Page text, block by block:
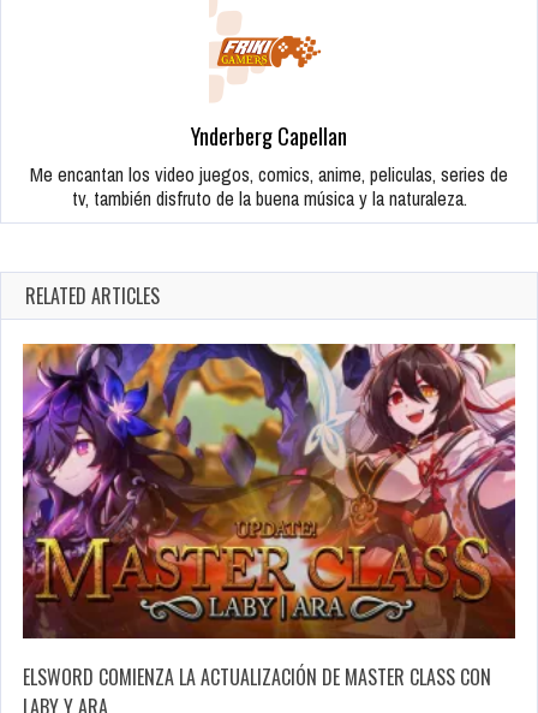
Ynderberg Capellan
Me encantan los video juegos, comics, anime, peliculas, series de
tv, también disfruto de la buena música y la naturaleza.
RELATED ARTICLES
ELSWORD COMIENZA LA ACTUALIZACIÓN DE MASTER CLASS CON
LABY Y ARA